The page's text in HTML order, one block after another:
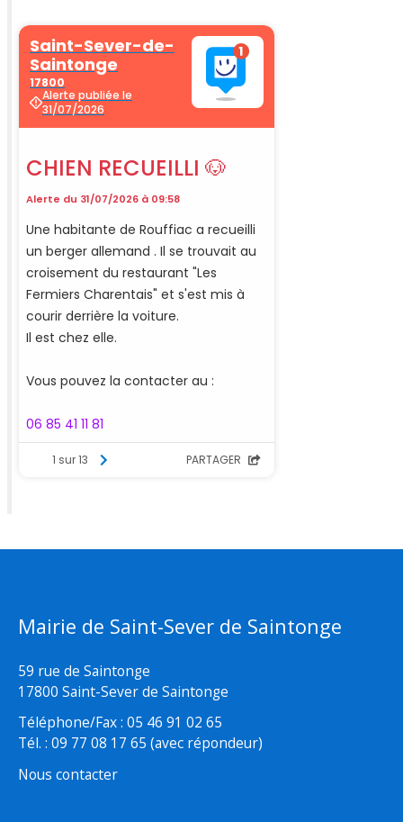
Mairie de Saint-Sever de Saintonge
59 rue de Saintonge
17800 Saint-Sever de Saintonge
Téléphone/Fax : 05 46 91 02 65
Tél. : 09 77 08 17 65 (avec répondeur)
Nous contacter